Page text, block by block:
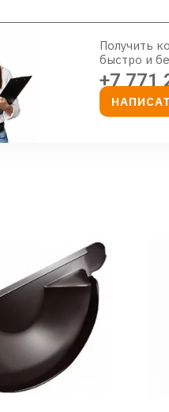
Получить
быстро и
+7 771